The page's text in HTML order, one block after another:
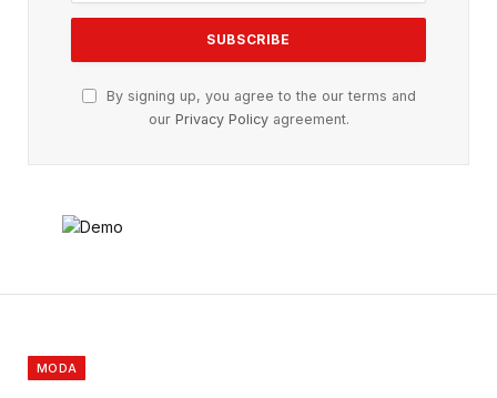
By signing up, you agree to the our terms and
our Privacy Policyagreement.
MODA